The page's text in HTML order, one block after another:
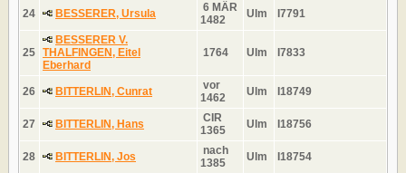
24 BESSERER, Ursula
6 MÄR
1482
Ulm I7791
25
BESSERER V.
THALFINGEN, Eitel
Eberhard
1764 Ulm I7833
26 BITTERLIN, Cunrat
vor
1462
Ulm I18749
27 BITTERLIN, Hans
CIR
1365
Ulm I18756
28 BITTERLIN, Jos
nach
1385
Ulm I18754